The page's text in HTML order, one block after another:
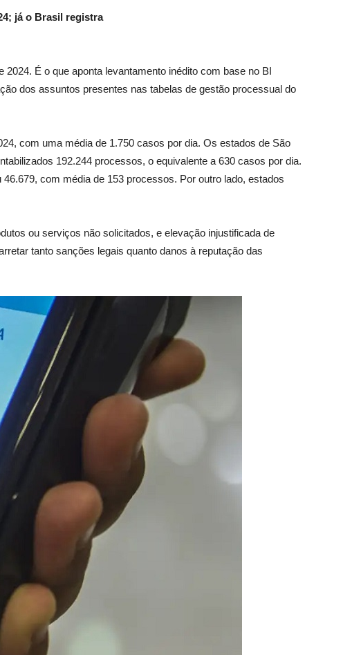
já o Brasil registra
É o que aponta levantamento inédito com base no BI
dos assuntos presentes nas tabelas de gestão processual do
com uma média de 1.750 casos por dia. Os estados de São
192.244 processos, o equivalente a 630 casos por dia.
com média de 153 processos. Por outro lado, estados
ou serviços não solicitados, e elevação injustificada de
tanto sanções legais quanto danos à reputação das